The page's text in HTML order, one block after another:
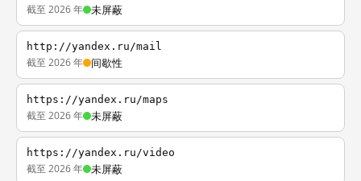
截至 2026 年 未屏蔽
http://yandex.ru/mail
截至 2026 年 间歇性
https://yandex.ru/maps
截至 2026 年 未屏蔽
https://yandex.ru/video
截至 2026 年 未屏蔽